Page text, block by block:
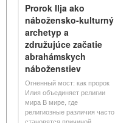
Prorok Ilja ako
nábožensko-kulturný
archetyp a
združujúce začatie
abrahámskych
náboženstiev
Огненный мост: как пророк
Илия объединяет религии
мира В мире, где
религиозные различия часто